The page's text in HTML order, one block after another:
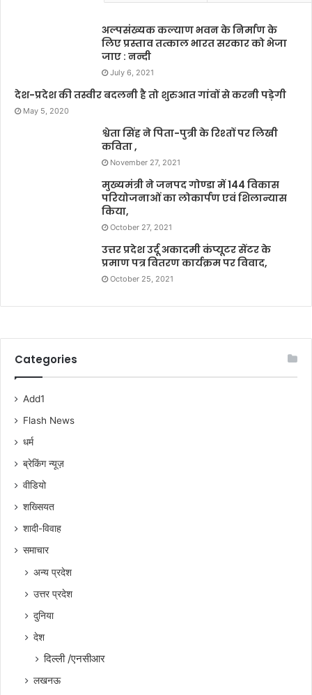
अल्पसंख्यक कल्याण भवन के निर्माण के
लिए प्रस्ताव तत्काल भारत सरकार को भेजा
जाए : नन्दी
July 6, 2021
देश-प्रदेश की तस्वीर बदलनी है तो शुरुआत गांवों से करनी पड़ेगी
May 5, 2020
श्वेता सिंह ने पिता-पुत्री के रिश्तों पर लिखी
कविता ,
November 27, 2021
मुख्यमंत्री ने जनपद गोण्डा में 144 विकास
परियोजनाओं का लोकार्पण एवं शिलान्यास
किया,
October 27, 2021
उत्तर प्रदेश उर्दू अकादमी कंप्यूटर सेंटर के
प्रमाण पत्र वितरण कार्यक्रम पर विवाद,
October 25, 2021
Categories
Add1
Flash News
धर्म
ब्रेकिंग न्यूज़
वीडियो
शख्सियत
शादी-विवाह
समाचार
अन्य प्रदेश
उत्तर प्रदेश
दुनिया
देश
दिल्ली /एनसीआर
लखनऊ